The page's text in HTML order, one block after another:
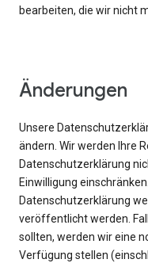
bearbeiten, die wir nicht
Änderungen
Unsere
ändern. Wir werden Ihre
Datenschutzerklärung
Einwilligung
Datenschutzerklärung
veröffentlicht werden.
sollten, werden wir eine
Verfügung stellen